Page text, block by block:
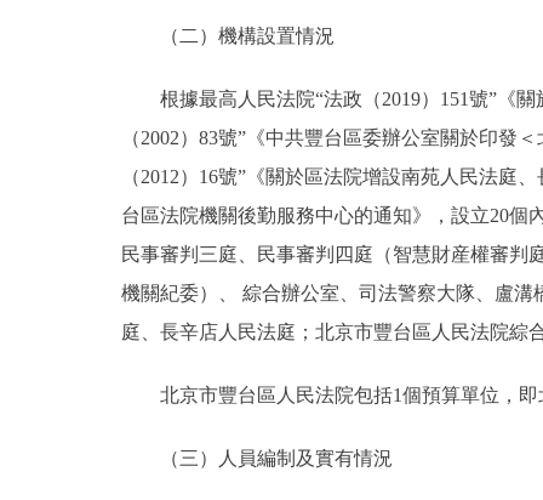
（二）機構設置情況
根據最高人民法院“法政（2019）151號”《關
（2002）83號”《中共豐台區委辦公室關於印發
（2012）16號”《關於區法院增設南苑人民法庭
台區法院機關後勤服務中心的通知》，設立20
民事審判三庭、民事審判四庭（智慧財産權審
機關紀委）、 綜合辦公室、司法警察大隊、盧
庭、長辛店人民法庭；北京市豐台區人民法院綜
北京市豐台區人民法院包括1個預算單位，即
（三）人員編制及實有情況